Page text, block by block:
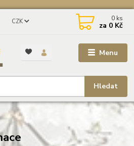
Menu
CZK
Hledat
0 ks
za 0 Kč